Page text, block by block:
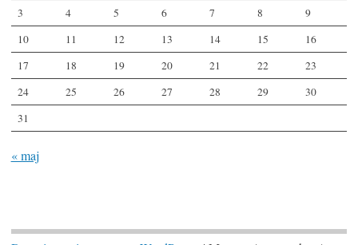
3
4 5 6 7 8
9
10
11 12 13 14 15
16
17
18 19 20 21 22
23
24
25 26 27 28 29
30
31
« maj